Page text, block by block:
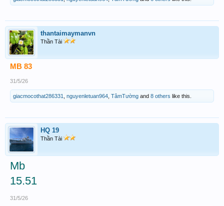
thantaimaymanvn
Thần Tài
MB 83
31/5/26
giacmocothat286331 nguyenletuan964 TâmTường and 8 others like this.
HQ 19
Thần Tài
Mb
15.51
31/5/26